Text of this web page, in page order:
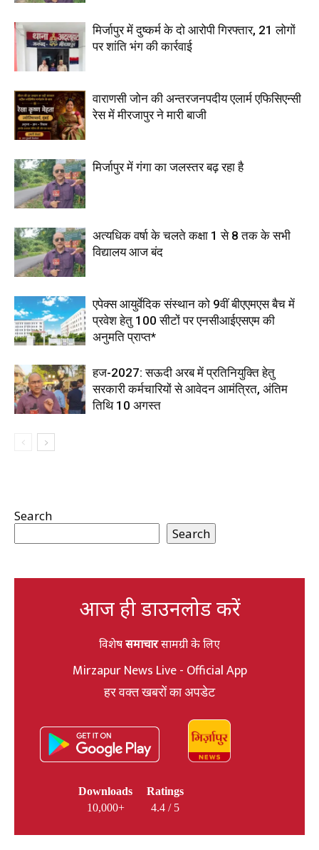
मिर्जापुर में दुष्कर्म के दो आरोपी गिरफ्तार, 21 लोगों
पर शांति भंग की कार्रवाई
वाराणसी जोन की अन्तरजनपदीय एलार्म एफिसिएन्सी
रेस में मीरजापुर ने मारी बाजी
मिर्जापुर में गंगा का जलस्तर बढ़ रहा है
अत्यधिक वर्षा के चलते कक्षा 1 से 8 तक के सभी
विद्यालय आज बंद
एपेक्स आयुर्वेदिक संस्थान को 9वीं बीएएमएस बैच में
प्रवेश हेतु 100 सीटों पर एनसीआईएसएम की
अनुमति प्राप्त*
हज-2027: सऊदी अरब में प्रतिनियुक्ति हेतु
सरकारी कर्मचारियों से आवेदन आमंत्रित, अंतिम
तिथि 10 अगस्त
Search
Search
आज ही डाउनलोड करें
विशेषसमाचारसामग्री के लिए
Mirzapur News Live - Official App
हर वक्त खबरों का अपडेट
Downloads
10,000+
Ratings
4.4 / 5